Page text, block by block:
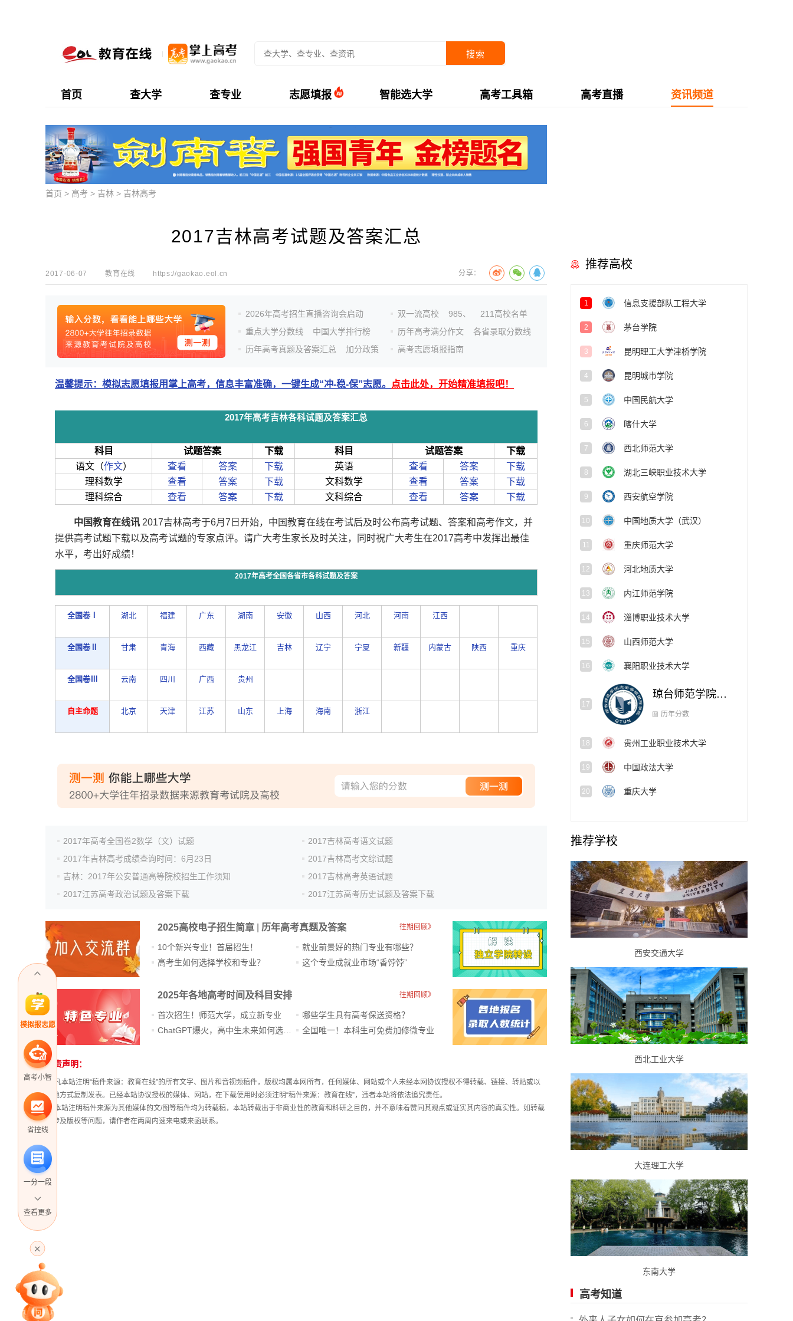
搜索
首页 查大学 查专业 志愿填报 智能选大学 高考工具箱 高考直播 资讯频道
模拟报志愿
高考小智
省控线
一分一段
专家指导课
查看更多
首页 > 高考 > 吉林 > 吉林高考
2017吉林高考试题及答案汇总
2017-06-07 教育在线 https://gaokao.eol.cn 分享：
2026年高考招生直播咨询会启动
重点大学分数线
中国大学排行榜
历年高考真题及答案汇总
加分政策
双一流高校 985、
211高校名单
历年高考满分作文
各省录取分数线
高考志愿填报指南
温馨提示：模拟志愿填报用掌上高考，信息丰富准确，一键生成“冲-稳-保”志愿。 点击此处，开始精准填报吧！
2017年高考吉林各科试题及答案汇总
科目 试题答案 下载 科目 试题答案
下载
语文（作文） 查看 答案 下载 英语 查看 答案
下载
理科数学
查看 答案 下载 文科数学 查看 答案
下载
理科综合
查看 答案 下载 文科综合 查看 答案 下载
中国教育在线讯 2017吉林高考于6月7日开始，中国教育在线在考试后及时公布高考试题、答案和高考作文，并
提供高考试题下载以及高考试题的专家点评。请广大考生家长及时关注，同时祝广大考生在2017高考中发挥出最佳
水平，考出好成绩！
2017年高考全国各省市各科试题及答案
全国卷Ⅰ 湖北 福建 广东 湖南 安徽 山西 河北 河南 江西
全国卷Ⅱ 甘肃 青海 西藏 黑龙江 吉林 辽宁 宁夏 新疆 内蒙古 陕西 重庆
全国卷Ⅲ 云南 四川 广西 贵州
自主命题 北京 天津 江苏 山东 上海 海南 浙江
2017年高考全国卷2数学（文）试题
2017吉林高考语文试题
2017年吉林高考成绩查询时间：6月23日
2017吉林高考文综试题
吉林：2017年公安普通高等院校招生工作须知
2017吉林高考英语试题
2017江苏高考政治试题及答案下载
2017江苏高考历史试题及答案下载
2025高校电子招生简章 历年高考真题及答案 往期回顾》
10个新兴专业！首届招生！
高考生如何选择学校和专业？
就业前景好的热门专业有哪些？
这个专业成就业市场“香饽饽”​
2025年各地高考时间及科目安排 往期回顾》
首次招生！师范大学，成立新专业
哪些学生具有高考保送资格？
全国唯一！本科生可免费加修微专业
站
长
统
计
免责声明：
① 凡本站注明“稿件来源：教育在线”的所有文字、图片和音视频稿件，版权均属本网所有，任何媒体、网站或个人未经本网协议授权不得转载、链接、转贴或以
其他方式复制发表。已经本站协议授权的媒体、网站，在下载使用时必须注明“稿件来源：教育在线”，违者本站将依法追究责任。
② 本站注明稿件来源为其他媒体的文/图等稿件均为转载稿，本站转载出于非商业性的教育和科研之目的，并不意味着赞同其观点或证实其内容的真实性。如转载
稿涉及版权等问题，请作者在两周内速来电或来函联系。
推荐高校
1 信息支援部队工程大学
2 茅台学院
3 昆明理工大学津桥学院
4 昆明城市学院
5 中国民航大学
6 喀什大学
7 西北师范大学
8 湖北三峡职业技术大学
9 西安航空学院
10 中国地质大学（武汉）
11 重庆师范大学
12 河北地质大学
13 内江师范学院
14 淄博职业技术大学
15 山西师范大学
16 襄阳职业技术大学
琼台师范学院北安普顿国际学院
历年分数
19 中国政法大学
20 重庆大学
推荐学校
西安交通大学
西北工业大学
大连理工大学
东南大学
高考知道